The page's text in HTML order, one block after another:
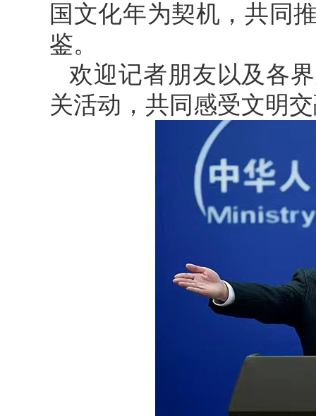
国文化年为契机，共同
鉴。
欢迎记者朋友以及各
关活动，共同感受文明